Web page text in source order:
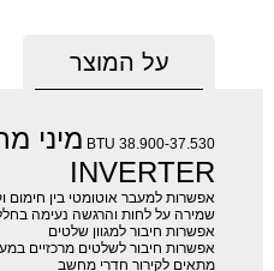
על המוצר
BTU 38.900-37.530
INVERTER
אפשרות למעבר אוטומטי בין
שמירה על לחות והרגשה נעימה
אפשרות חיבור למגוון שלטים
אפשרות חיבור לשלטים מרכזיים
מתאים לקירור חדרי מחשב